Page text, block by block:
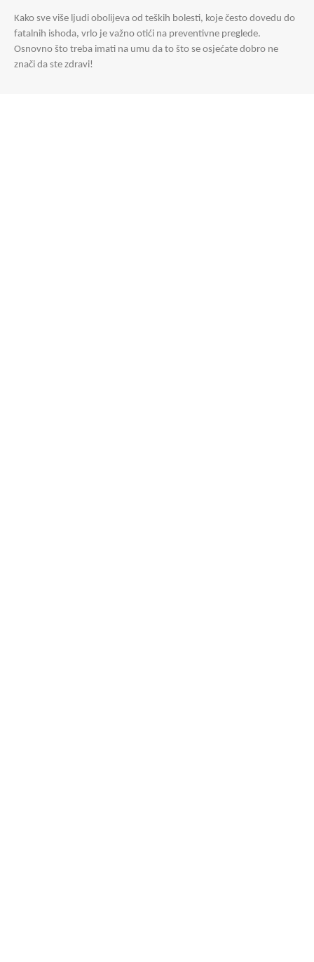
Kako sve više ljudi obolijeva od teških bolesti, koje često dovedu do
fatalnih ishoda, vrlo je važno otići na preventivne preglede.
Osnovno što treba imati na umu da to što se osjećate dobro ne
znači da ste zdravi!